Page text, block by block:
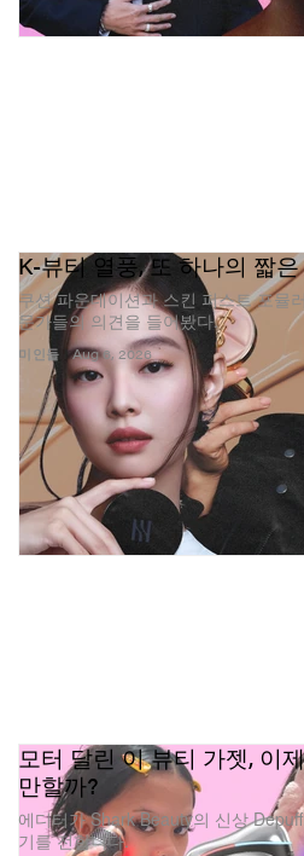
Instagram에서 이 게시물 보기
우리는 언제나 사람들에게 자기
혁신적이면서도 사용하기 쉬운
라진 점이 있다면, 그 비전을
다. 새로운 카테고리로의 확장,
미인들
K-뷰티 열풍, 또 하나의 짧
쿠션 파운데이션과 스킨 퍼스트 포뮬
문가들의 의견을 들어봤다.
Aug 6, 2026
모터 달린 이 뷰티 가젯, 이
만할까?
에디터가 Shark Beauty의 신상
기를 전합니다.